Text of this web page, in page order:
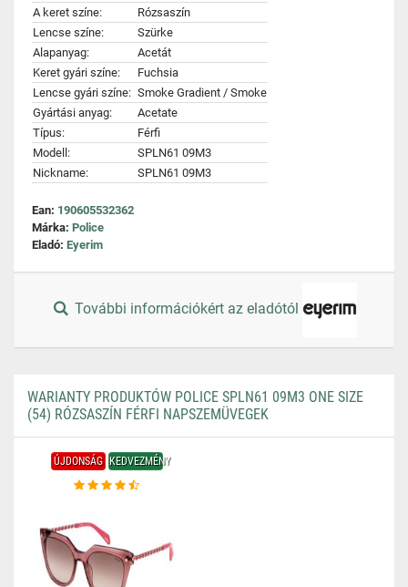
A keret színe:
Rózsaszín
Lencse színe:
Szürke
Alapanyag:
Acetát
Keret gyári színe:
Fuchsia
Lencse gyári színe: Smoke Gradient / Smoke
Gyártási anyag:
Acetate
Típus:
Férfi
Modell:
SPLN61 09M3
Nickname:
SPLN61 09M3
Ean: 190605532362
Márka: Police
Eladó: Eyerim
További információkért az eladótól
WARIANTY PRODUKTÓW POLICE SPLN61 09M3 ONE SIZE
(54) RÓZSASZÍN FÉRFI NAPSZEMÜVEGEK
ÚJDONSÁG KEDVEZMÉNY